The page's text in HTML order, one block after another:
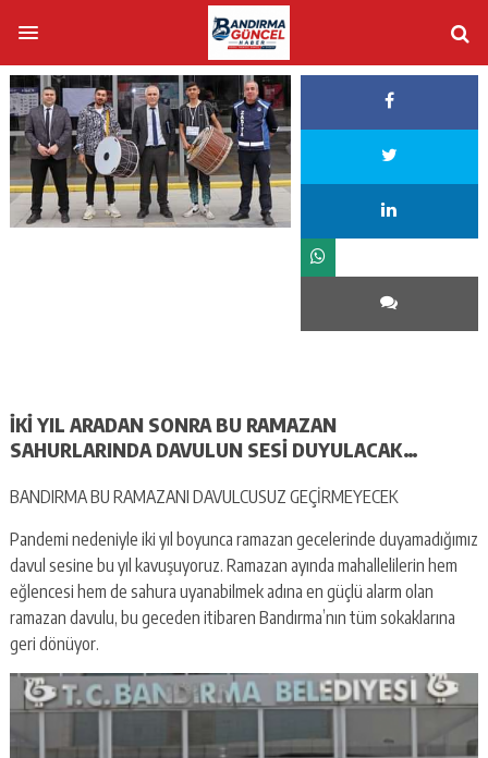
İKİ YIL ARADAN SONRA BU RAMAZAN
SAHURLARINDA DAVULUN SESİ DUYULACAK…
BANDIRMA BU RAMAZANI DAVULCUSUZ GEÇİRMEYECEK
Pandemi nedeniyle iki yıl boyunca ramazan gecelerinde duyamadığımız
davul sesine bu yıl kavuşuyoruz. Ramazan ayında mahallelilerin hem
eğlencesi hem de sahura uyanabilmek adına en güçlü alarm olan
ramazan davulu, bu geceden itibaren Bandırma’nın tüm sokaklarına
geri dönüyor.